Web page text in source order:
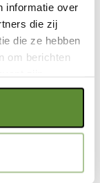
informatie over
die zij
die ze hebben
om berichten
je akkoord
Als je niet alle
cookies", wat
voordeliger als
Deze WWF